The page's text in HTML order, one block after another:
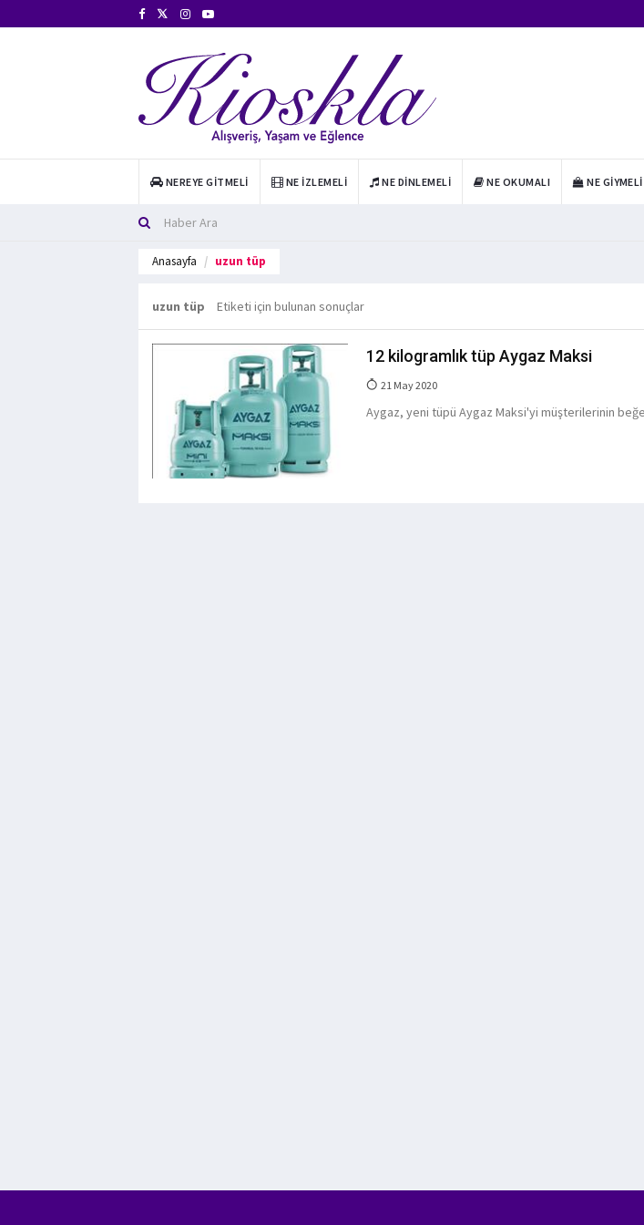
NEREYE GITMELI NE İZLEMELI NE DINLEMELI NE OKUMALI NE GIYMELI
Anasayfa uzun tüp
uzun tüp Etiketi için bulunan sonuçlar
12 kilogramlık tüp Aygaz Maksi
21 May 2020
Aygaz, yeni tüpü Aygaz Maksi'yi müşterilerinin